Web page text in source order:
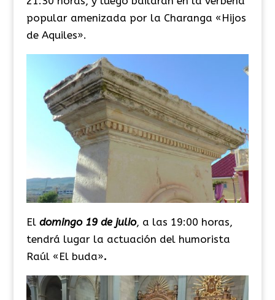
popular amenizada por la Charanga «Hijos
de Aquiles».
Eldomingo 19 de julio, a las 19:00 horas,
tendrá lugar la actuación del humorista
Raúl «El buda».